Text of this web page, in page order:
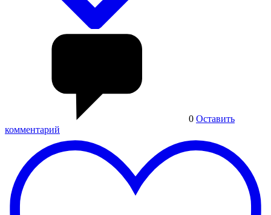
0 Оставить
комментарий